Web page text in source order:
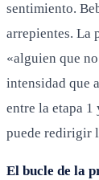
sentimiento.
arrepientes. La
«alguien que
intensidad que
entre la etapa 1
puede redirigir
El bucle de la